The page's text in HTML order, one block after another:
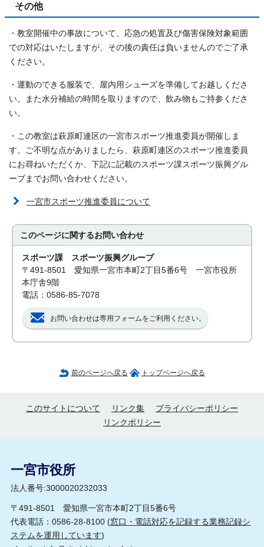
その他
・教室開催中の事故について、応急の処置及び傷害保険対象範囲
での対応はいたしますが、その後の責任は負いませんのでご了承
ください。
・運動のできる服装で、屋内用シューズを準備してお越しくださ
い。また水分補給の時間を取りますので、飲み物もご持参くださ
い。
・この教室は萩原町連区の一宮市スポーツ推進委員が開催しま
す。ご不明な点がありましたら、萩原町連区のスポーツ推進委員
にお尋ねいただくか、下記に記載のスポーツ課スポーツ振興グル
ープまでお問い合わせください。
一宮市スポーツ推進委員について
このページに関するお問い合わせ
スポーツ課 スポーツ振興グループ
〒491-8501 愛知県一宮市本町2丁目5番6号 一宮市役所
本庁舎9階
電話：0586-85-7078
お問い合わせは専用フォームをご利用ください。
前のページへ戻る トップページへ戻る
このサイトについて リンク集
プライバシーポリシー
リンクポリシー
一宮市役所
法人番号:3000020232033
〒491-8501 愛知県一宮市本町2丁目5番6号
代表電話：0586-28-8100 (窓口・電話対応を記録する業務記録シ
ステムを運用しています)